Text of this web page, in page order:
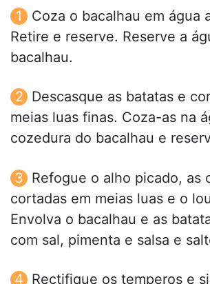
Coza o bacalhau em água
Retire e reserve. Reserve a
bacalhau.
Descasque as batatas e
meias luas finas. Coza-as na
cozedura do bacalhau e
Refogue o alho picado, as
cortadas em meias luas e o
Envolva o bacalhau e as
com sal, pimenta e salsa e
Rectifique os temperos e